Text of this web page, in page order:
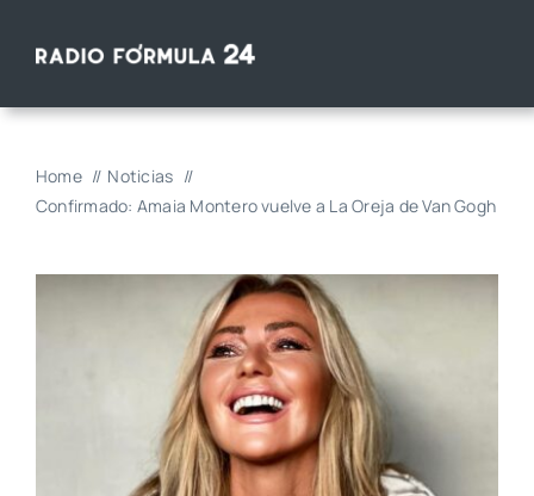
Home
Noticias
Confirmado: Amaia Montero vuelve a La Oreja de Van Gogh